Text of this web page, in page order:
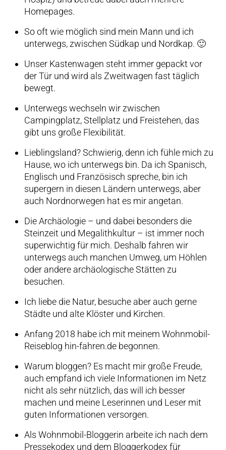
Homepages.
So oft wie möglich sind mein Mann und ich
unterwegs, zwischen Südkap und Nordkap. 🙂
Unser Kastenwagen steht immer gepackt vor
der Tür und wird als Zweitwagen fast täglich
bewegt.
Unterwegs wechseln wir zwischen
Campingplatz, Stellplatz und Freistehen, das
gibt uns große Flexibilität.
Lieblingsland? Schwierig, denn ich fühle mich zu
Hause, wo ich unterwegs bin. Da ich Spanisch,
Englisch und Französisch spreche, bin ich
supergern in diesen Ländern unterwegs, aber
auch Nordnorwegen hat es mir angetan.
Die Archäologie – und dabei besonders die
Steinzeit und Megalithkultur – ist immer noch
superwichtig für mich. Deshalb fahren wir
unterwegs auch manchen Umweg, um Höhlen
oder andere archäologische Stätten zu
besuchen.
Ich liebe die Natur, besuche aber auch gerne
Städte und alte Klöster und Kirchen.
Anfang 2018 habe ich mit meinem Wohnmobil-
Reiseblog hin-fahren.de begonnen.
Warum bloggen? Es macht mir große Freude,
auch empfand ich viele Informationen im Netz
nicht als sehr nützlich, das will ich besser
machen und meine Leserinnen und Leser mit
guten Informationen versorgen.
Als Wohnmobil-Bloggerin arbeite ich nach dem
Pressekodex und dem Bloggerkodex für